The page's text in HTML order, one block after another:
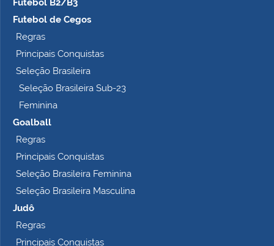
o
m
e
t
Futebol B2/B3
Futebol de Cegos
Regras
Principais Conquistas
Seleção Brasileira
Seleção Brasileira Sub-23
Feminina
Goalball
Regras
Principais Conquistas
Seleção Brasileira Feminina
Seleção Brasileira Masculina
Judô
Regras
Principais Conquistas